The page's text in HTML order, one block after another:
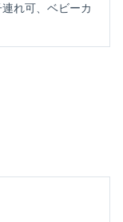
れ可、ベビーカ